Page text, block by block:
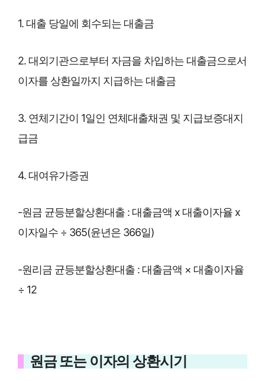
1. 대출 당일에 회수되는 대출금
2. 대외기관으로부터 자금을 차입하는 대출금으로서
이자를 상환일까지 지급하는 대출금
3. 연체기간이 1일인 연체대출채권 및 지급보증대지
급금
4. 대여유가증권
-원금 균등분할상환대출 : 대출금액 x 대출이자율 x
이자일수 ÷ 365(윤년은 366일)
-원리금 균등분할상환대출 : 대출금액 × 대출이자율
÷ 12
원금 또는 이자의 상환시기